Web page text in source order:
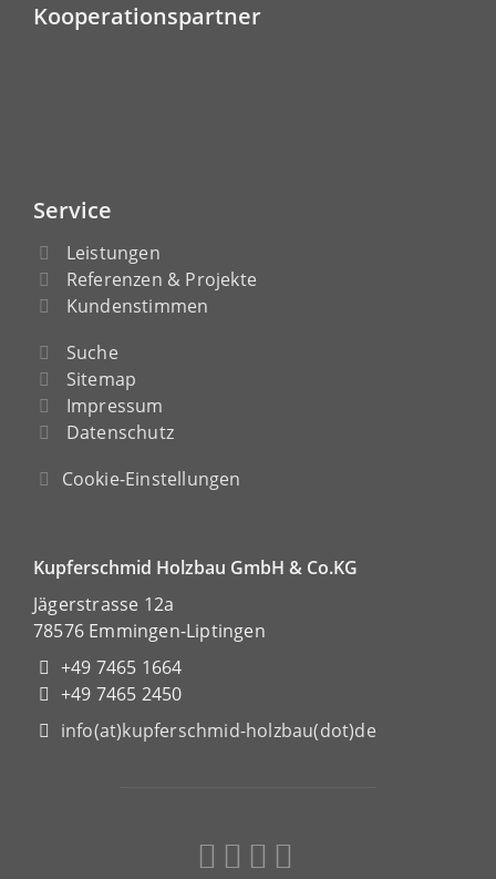
Kooperationspartner
Service
Leistungen
Referenzen & Projekte
Kundenstimmen
Suche
Sitemap
Impressum
Datenschutz
Cookie-Einstellungen
Kupferschmid Holzbau GmbH & Co.KG
Jägerstrasse 12a
78576 Emmingen-Liptingen
+49 7465 1664
+49 7465 2450
info(at)kupferschmid-holzbau(dot)de